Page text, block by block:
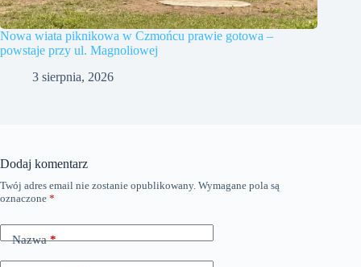
Nowa wiata piknikowa w Czmońcu prawie gotowa –
powstaje przy ul. Magnoliowej
3 sierpnia, 2026
Dodaj komentarz
Twój adres email nie zostanie opublikowany. Wymagane pola są
oznaczone *
Nazwa*